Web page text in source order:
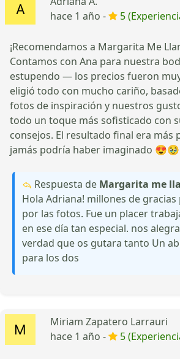
hace 1 año -
5
¡Recomendamos a Margarita Me
Contamos con Ana para nuestra
estupendo — los precios fueron
eligió todo con mucho cariño,
fotos de inspiración y nuestros
todo un toque más sofisticado con
consejos. El resultado final era más
jamás podría haber imaginado 😍🥹
Respuesta de Margarita me
Hola Adriana! millones de
por las fotos. Fue un placer
en ese día tan especial. nos
verdad que os gutara tanto Un
para los dos
Miriam Zapatero Larrauri
hace 1 año -
5